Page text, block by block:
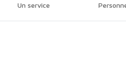
Un service